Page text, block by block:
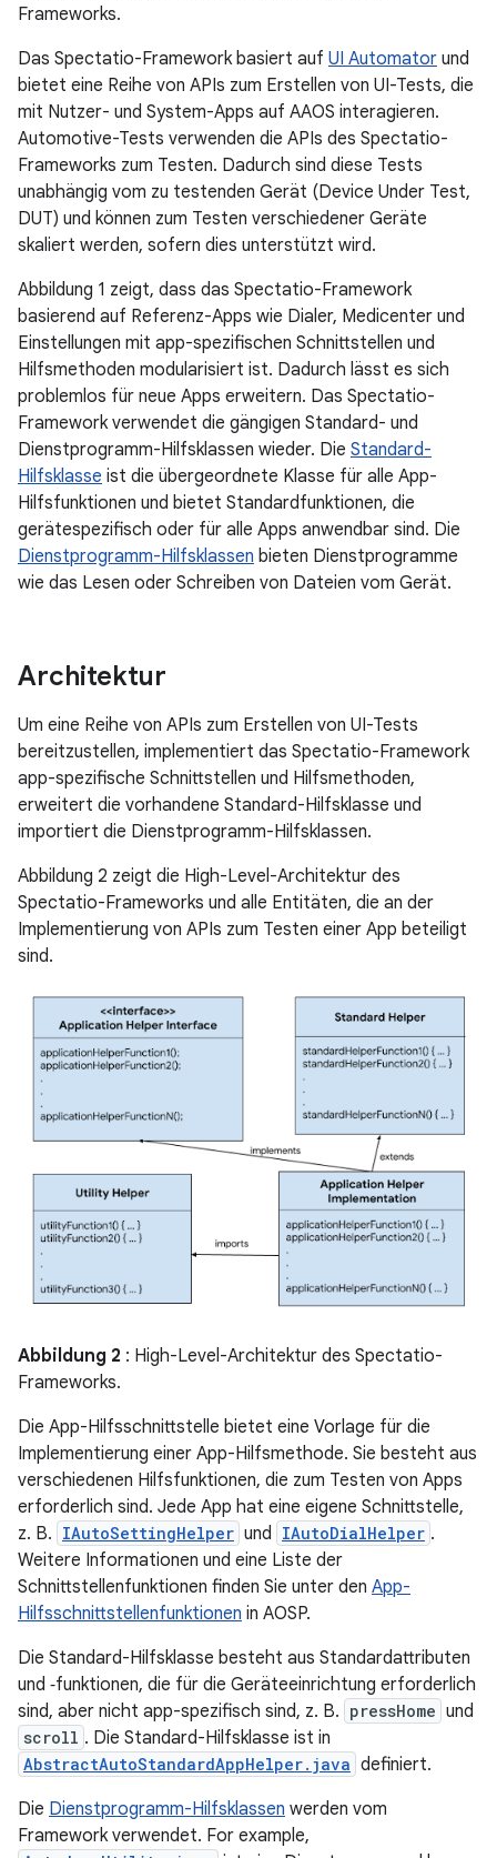
Frameworks.
Das Spectatio-Framework basiert auf UI Automator und
bietet eine Reihe von APIs zum Erstellen von UI-Tests, die
mit Nutzer- und System-Apps auf AAOS interagieren.
Automotive-Tests verwenden die APIs des Spectatio-
Frameworks zum Testen. Dadurch sind diese Tests
unabhängig vom zu testenden Gerät (Device Under Test,
DUT) und können zum Testen verschiedener Geräte
skaliert werden, sofern dies unterstützt wird.
Abbildung 1 zeigt, dass das Spectatio-Framework
basierend auf Referenz-Apps wie Dialer, Medicenter und
Einstellungen mit app-spezifischen Schnittstellen und
Hilfsmethoden modularisiert ist. Dadurch lässt es sich
problemlos für neue Apps erweitern. Das Spectatio-
Framework verwendet die gängigen Standard- und
Dienstprogramm-Hilfsklassen wieder. Die Standard-
Hilfsklasse ist die übergeordnete Klasse für alle App-
Hilfsfunktionen und bietet Standardfunktionen, die
gerätespezifisch oder für alle Apps anwendbar sind. Die
Dienstprogramm-Hilfsklassen bieten Dienstprogramme
wie das Lesen oder Schreiben von Dateien vom Gerät.
Architektur
Um eine Reihe von APIs zum Erstellen von UI-Tests
bereitzustellen, implementiert das Spectatio-Framework
app-spezifische Schnittstellen und Hilfsmethoden,
erweitert die vorhandene Standard-Hilfsklasse und
importiert die Dienstprogramm-Hilfsklassen.
Abbildung 2 zeigt die High-Level-Architektur des
Spectatio-Frameworks und alle Entitäten, die an der
Implementierung von APIs zum Testen einer App beteiligt
sind.
Abbildung 2 : High-Level-Architektur des Spectatio-
Frameworks.
Die App-Hilfsschnittstelle bietet eine Vorlage für die
Implementierung einer App-Hilfsmethode. Sie besteht aus
verschiedenen Hilfsfunktionen, die zum Testen von Apps
erforderlich sind. Jede App hat eine eigene Schnittstelle,
z. B. IAutoSettingHelper und IAutoDialHelper .
Weitere Informationen und eine Liste der
Schnittstellenfunktionen finden Sie unter den App-
Hilfsschnittstellenfunktionen in AOSP.
Die Standard-Hilfsklasse besteht aus Standardattributen
und ‑funktionen, die für die Geräteeinrichtung erforderlich
sind, aber nicht app-spezifisch sind, z. B. pressHome und
scroll . Die Standard-Hilfsklasse ist in
AbstractAutoStandardAppHelper.java definiert.
Die Dienstprogramm-Hilfsklassen werden vom
Framework verwendet. For example,